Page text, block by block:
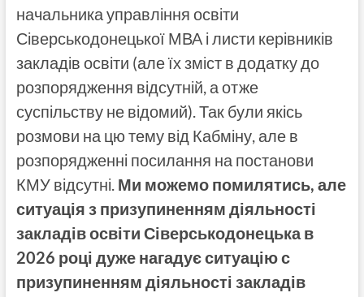
начальника управління освіти
Сіверськодонецької МВА і листи керівників
закладів освіти (але їх зміст в додатку до
розпорядження відсутній, а отже
суспільству не відомий). Так були якісь
розмови на цю тему від Кабміну, але в
розпорядженні посилання на постанови
КМУ відсутні. Ми можемо помилятись, але
ситуація з призупиненням діяльності
закладів освіти Сіверськодонецька в
2026 році дуже нагадує ситуацію с
призупиненням діяльності закладів